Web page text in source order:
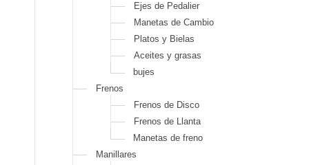
Ejes de Pedalier
Manetas de Cambio
Platos y Bielas
Aceites y grasas
bujes
Frenos
Frenos de Disco
Frenos de Llanta
Manetas de freno
Manillares